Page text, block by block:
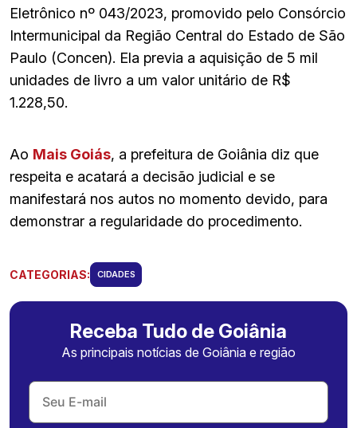
Eletrônico nº 043/2023, promovido pelo Consórcio
Intermunicipal da Região Central do Estado de São
Paulo (Concen). Ela previa a aquisição de 5 mil
unidades de livro a um valor unitário de R$
1.228,50.
Ao Mais Goiás, a prefeitura de Goiânia diz que
respeita e acatará a decisão judicial e se
manifestará nos autos no momento devido, para
demonstrar a regularidade do procedimento.
CATEGORIAS: CIDADES
Receba Tudo de Goiânia
As principais notícias de Goiânia e região